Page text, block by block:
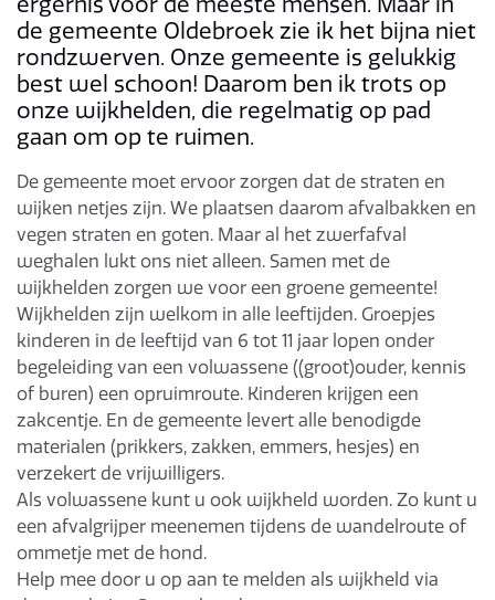
de gemeente Oldebroek zie ik het bijna niet
rondzwerven. Onze gemeente is gelukkig
best wel schoon! Daarom ben ik trots op
onze wijkhelden, die regelmatig op pad
gaan om op te ruimen.
De gemeente moet ervoor zorgen dat de straten en
wijken netjes zijn. We plaatsen daarom afvalbakken en
vegen straten en goten. Maar al het zwerfafval
weghalen lukt ons niet alleen. Samen met de
wijkhelden zorgen we voor een groene gemeente!
Wijkhelden zijn welkom in alle leeftijden. Groepjes
kinderen in de leeftijd van 6 tot 11 jaar lopen onder
begeleiding van een volwassene ((groot)ouder, kennis
of buren) een opruimroute. Kinderen krijgen een
zakcentje. En de gemeente levert alle benodigde
materialen (prikkers, zakken, emmers, hesjes) en
verzekert de vrijwilligers.
Als volwassene kunt u ook wijkheld worden. Zo kunt u
een afvalgrijper meenemen tijdens de wandelroute of
ommetje met de hond.
Help mee door u op aan te melden als wijkheld via